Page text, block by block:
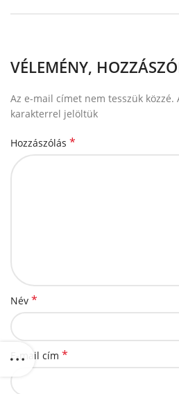
VÉLEMÉNY,
Az e-mail címet nem tesszük közzé.
karakterrel jelöltük
Hozzászólás *
Név *
E-mail cím *